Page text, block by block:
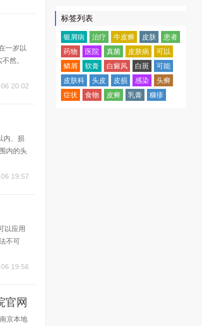
一岁以
然。
肤疾
20:02
内、损
内的头
一般
19:57
以应用
不可
。治疗
19:56
官网
京本地
标签列表
银屑病 治疗 牛皮癣 皮肤
患者
药物
医院 真菌 皮肤病
可以
鳞屑
软膏 白癜风 白斑
可能
皮肤科
头皮 皮损 感染
头癣
症状
食物 皮癣 乳膏 糠疹